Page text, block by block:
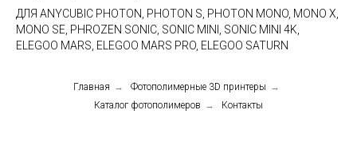
ДЛЯ ANYCUBIC PHOTON, PHOTON S, PHOTON MONO, MONO X,
MONO SE, PHROZEN SONIC, SONIC MINI, SONIC MINI 4K,
ELEGOO MARS, ELEGOO MARS PRO, ELEGOO SATURN
Главная → Фотополимерные 3D принтеры →
Каталог фотополимеров → Контакты